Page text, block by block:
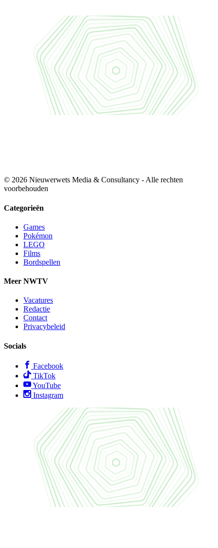
© 2026 Nieuwerwets Media & Consultancy - Alle rechten
voorbehouden
Categorieën
Games
Pokémon
LEGO
Films
Bordspellen
Meer NWTV
Vacatures
Redactie
Contact
Privacybeleid
Socials
Facebook
TikTok
YouTube
Instagram